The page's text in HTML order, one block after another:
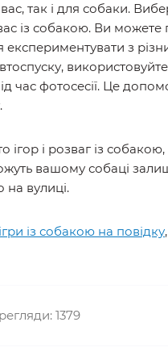
так і для собаки.
із собакою. Ви можете
експериментувати з
час фотосесії. Це
і розваг із
вашому собаці
вулиці.
ігри із собакою на повідку,
1379